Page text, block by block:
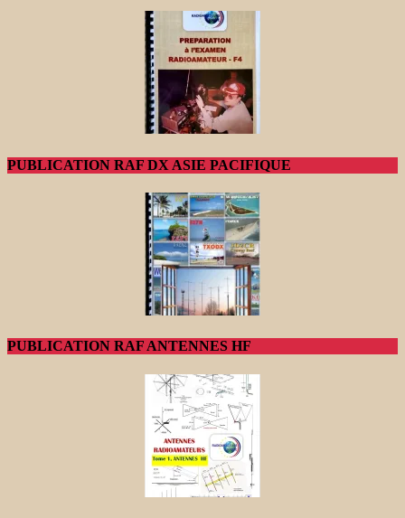
PUBLICATION RAF DX ASIE PACIFIQUE
PUBLICATION RAF ANTENNES HF